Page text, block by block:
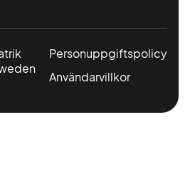
Personuppgiftspolicy
Användarvillkor